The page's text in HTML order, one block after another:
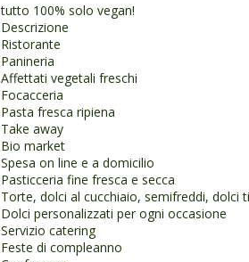
tutto 100% solo vegan!
Descrizione
Ristorante
Panineria
Affettati vegetali freschi
Focacceria
Pasta fresca ripiena
Take away
Bio market
Spesa on line e a domicilio
Pasticceria fine fresca e secca
Torte, dolci al cucchiaio, semifreddi, dolci
Dolci personalizzati per ogni occasione
Servizio catering
Feste di compleanno